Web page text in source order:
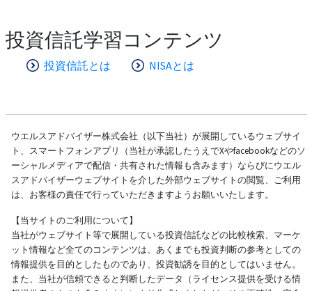
投資信託学習コンテンツ
投資信託とは NISAとは
ウエルスアドバイザー株式会社（以下当社）が展開しているウェブサイ
ト、スマートフォンアプリ（当社が承認したうえでXやfacebookなどのソ
ーシャルメディアで配信・共有された情報も含みます）ならびにウエル
スアドバイザーウェブサイトを介した外部ウェブサイトの閲覧、ご利用
は、お客様の責任で行っていただきますようお願いいたします。
【当サイトのご利用について】
当社がウェブサイト等で展開している投資信託などの比較検索、マーケ
ット情報など全てのコンテンツは、あくまでも投資判断の参考としての
情報提供を目的としたものであり、投資勧誘を目的としてはいません。
また、当社が信頼できると判断したデータ（ライセンス提供を受ける情